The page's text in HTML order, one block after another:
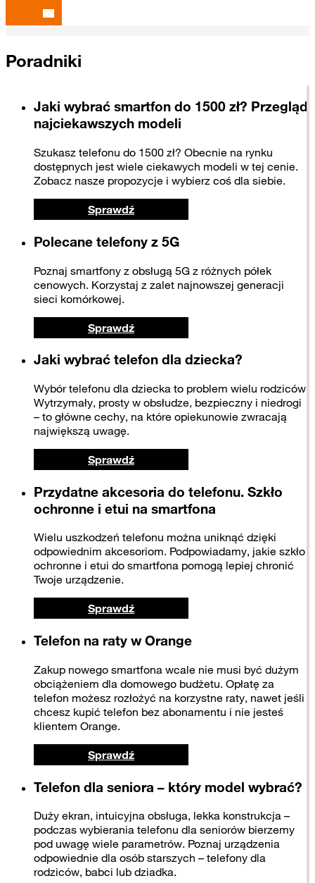
Poradniki
Jaki wybrać smartfon do 1500 zł? Przegląd
najciekawszych modeli
Szukasz telefonu do 1500 zł? Obecnie na rynku
dostępnych jest wiele ciekawych modeli w tej cenie.
Zobacz nasze propozycje i wybierz coś dla siebie.
Sprawdź
Polecane telefony z 5G
Poznaj smartfony z obsługą 5G z różnych półek
cenowych. Korzystaj z zalet najnowszej generacji
sieci komórkowej.
Sprawdź
Jaki wybrać telefon dla dziecka?
Wybór telefonu dla dziecka to problem wielu rodziców.
Wytrzymały, prosty w obsłudze, bezpieczny i niedrogi
– to główne cechy, na które opiekunowie zwracają
największą uwagę.
Sprawdź
Przydatne akcesoria do telefonu. Szkło
ochronne i etui na smartfona
Wielu uszkodzeń telefonu można uniknąć dzięki
odpowiednim akcesoriom. Podpowiadamy, jakie szkło
ochronne i etui do smartfona pomogą lepiej chronić
Twoje urządzenie.
Sprawdź
Telefon na raty w Orange
Zakup nowego smartfona wcale nie musi być dużym
obciążeniem dla domowego budżetu. Opłatę za
telefon możesz rozłożyć na korzystne raty, nawet jeśli
chcesz kupić telefon bez abonamentu i nie jesteś
klientem Orange.
Sprawdź
Telefon dla seniora – który model wybrać?
Duży ekran, intuicyjna obsługa, lekka konstrukcja –
podczas wybierania telefonu dla seniorów bierzemy
pod uwagę wiele parametrów. Poznaj urządzenia
odpowiednie dla osób starszych – telefony dla
rodziców, babci lub dziadka.